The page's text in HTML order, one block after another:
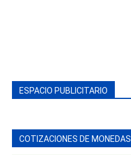
ESPACIO PUBLICITARIO
COTIZACIONES DE MONEDAS